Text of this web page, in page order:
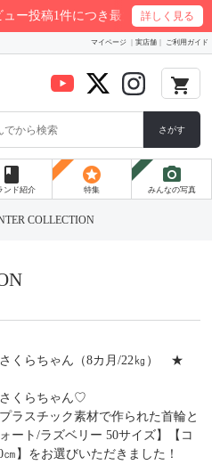
投稿1件につき最大200ptプレゼント
詳しく見る
マイページ 実店舗 ご利用ガイド
local_grocery_store
さがす
book
ンド紹介
stars
特集
photo_camera
みんなの写真
COLLECTION
くらちゃん（8カ月/22㎏） ★
くらちゃん♡
ラスチック素材で作られた首輪と
ート/ラズベリー 50サイズ】【コ
】をお選びいただきました！